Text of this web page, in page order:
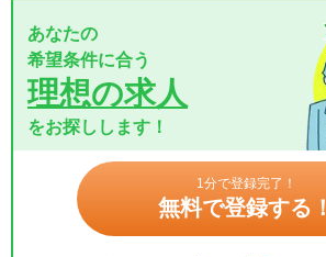
あなたの
希望条件に合う
理想の求人
をお探しします！
1分で登録完了！
無料で登録する！